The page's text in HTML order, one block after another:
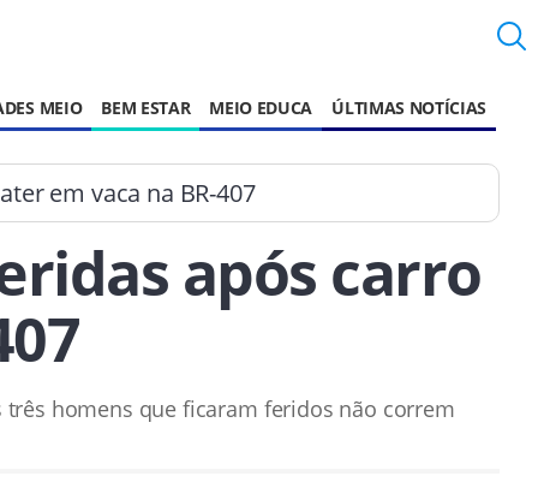
MEIO BEM ESTAR MEIO EDUCA ÚLTIMAS NOTÍCIAS
em vaca na BR-407
após carro
homens que ficaram feridos não correm